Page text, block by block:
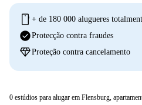
mobile + de 180 000 alugueres
check_circleProtecção contra fraudes
diamondProteção contra cancelamento
0 estúdios para alugar em Flensburg,